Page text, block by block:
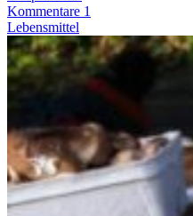
Kommentare 1
Lebensmittel